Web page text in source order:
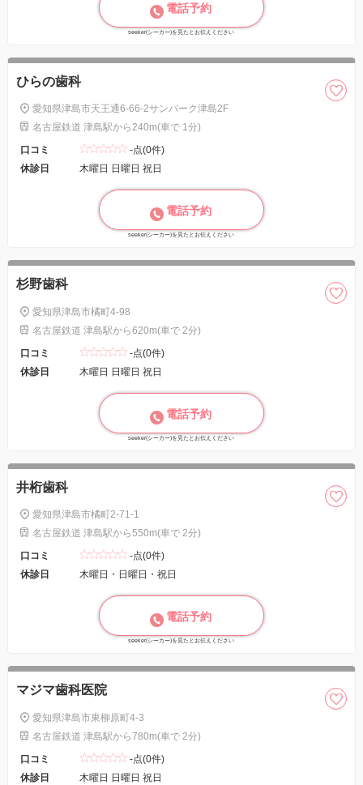
電話予約
seeker(シーカー)を見たとお伝えください
ひらの歯科
愛知県津島市天王通6-66-2サンパーク津島2F
名古屋鉄道 津島駅から240m(車で 1分)
口コミ
-点(0件)
休診日
木曜日 日曜日 祝日
電話予約
seeker(シーカー)を見たとお伝えください
杉野歯科
愛知県津島市橘町4-98
名古屋鉄道 津島駅から620m(車で 2分)
口コミ
-点(0件)
休診日
木曜日 日曜日 祝日
電話予約
seeker(シーカー)を見たとお伝えください
井桁歯科
愛知県津島市橘町2-71-1
名古屋鉄道 津島駅から550m(車で 2分)
口コミ
-点(0件)
休診日
木曜日・日曜日・祝日
電話予約
seeker(シーカー)を見たとお伝えください
マジマ歯科医院
愛知県津島市東柳原町4-3
名古屋鉄道 津島駅から780m(車で 2分)
口コミ
-点(0件)
休診日
木曜日 日曜日 祝日